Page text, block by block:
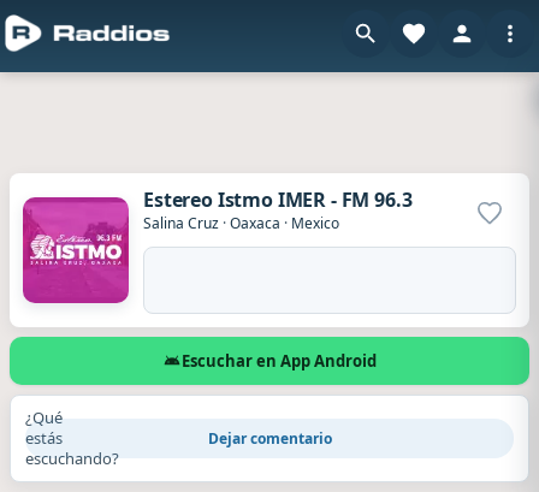
Estereo Istmo IMER - FM 96.3
Salina Cruz ·Oaxaca · Mexico
Escuchar en App Android
¿Qué
estás
escuchando?
Dejar comentario